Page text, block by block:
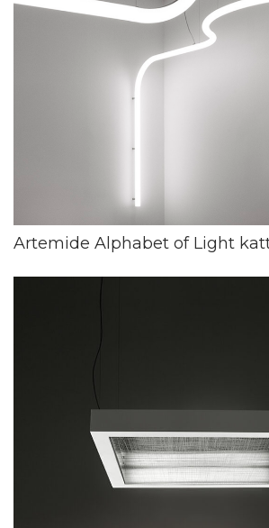
Artemide Alphabet of Light